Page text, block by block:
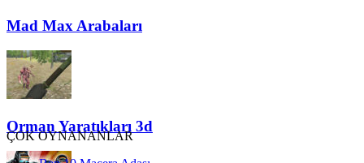
Mad Max Arabaları
Orman Yaratıkları 3d
ÇOK OYNANANLAR